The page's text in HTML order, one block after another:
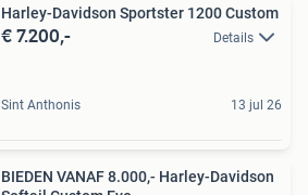
Harley-Davidson Sportster 1200 Custom
€ 7.200,- Details
Sint Anthonis 13 jul 26
BIEDEN VANAF 8.000,- Harley-Davidson